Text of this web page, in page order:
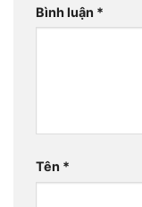
Bình luận *
Tên *